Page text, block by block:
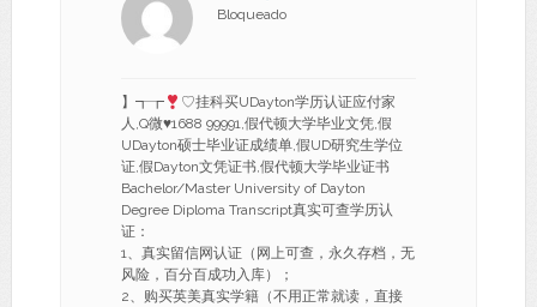
Bloqueado
】┱┲
♡挂科买UDayton学历认证应付家
人,Q微♥1688 99991,假代顿大学毕业文凭,假
UDayton硕士毕业证成绩单,假UD研究生学位
证,假Dayton文凭证书,假代顿大学毕业证书
Bachelor/Master University of Dayton
Degree Diploma Transcript真实可查学历认
证：
1、真实留信网认证（网上可查，永久存档，无
风险，百分百成功入库）；
2、购买英美真实学籍（不用正常就读，直接